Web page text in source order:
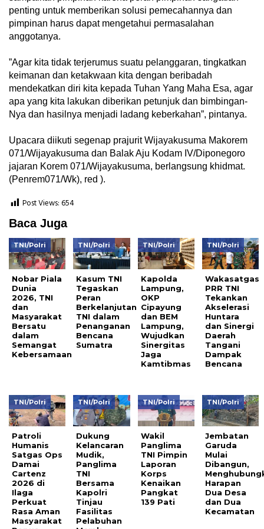
penting untuk memberikan solusi pemecahannya dan
pimpinan harus dapat mengetahui permasalahan
anggotanya.
‎”Agar kita tidak terjerumus suatu pelanggaran, tingkatkan
keimanan dan ketakwaan kita dengan beribadah
mendekatkan diri kita kepada Tuhan Yang Maha Esa, agar
apa yang kita lakukan diberikan petunjuk dan bimbingan-
Nya dan hasilnya menjadi ladang keberkahan”, pintanya.
‎Upacara diikuti segenap prajurit Wijayakusuma Makorem
071/Wijayakusuma dan Balak Aju Kodam IV/Diponegoro
jajaran Korem 071/Wijayakusuma, berlangsung khidmat.
(Penrem071/Wk), red ).
Post Views:654
Baca Juga
TNI/Polri
Nobar Piala
Dunia
2026, TNI
dan
Masyarakat
Bersatu
dalam
Semangat
Kebersamaan
TNI/Polri
Kasum TNI
Tegaskan
Peran
Berkelanjutan
TNI dalam
Penanganan
Bencana
Sumatra
TNI/Polri
Kapolda
Lampung,
OKP
Cipayung
dan BEM
Lampung,
Wujudkan
Sinergitas
Jaga
Kamtibmas
TNI/Polri
Wakasatgas
PRR TNI
Tekankan
Akselerasi
Huntara
dan Sinergi
Daerah
Tangani
Dampak
Bencana
TNI/Polri
Patroli
Humanis
Satgas Ops
Damai
Cartenz
2026 di
Ilaga
Perkuat
Rasa Aman
Masyarakat
TNI/Polri
Dukung
Kelancaran
Mudik,
Panglima
TNI
Bersama
Kapolri
Tinjau
Fasilitas
Pelabuhan
TNI/Polri
Wakil
Panglima
TNI Pimpin
Laporan
Korps
Kenaikan
Pangkat
139 Pati
TNI/Polri
Jembatan
Garuda
Mulai
Dibangun,
Harapan
Dua Desa
dan Dua
Kecamatan